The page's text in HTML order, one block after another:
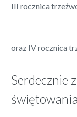
III rocznica
oraz IV rocznica
Serdecznie